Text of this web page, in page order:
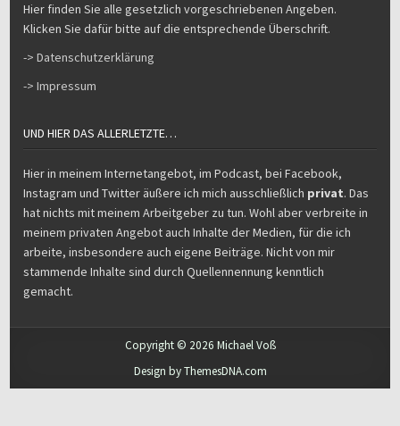
Hier finden Sie alle gesetzlich vorgeschriebenen Angeben.
Klicken Sie dafür bitte auf die entsprechende Überschrift.
-> Datenschutzerklärung
-> Impressum
UND HIER DAS ALLERLETZTE…
Hier in meinem Internetangebot, im Podcast, bei Facebook,
Instagram und Twitter äußere ich mich ausschließlich privat. Das
hat nichts mit meinem Arbeitgeber zu tun. Wohl aber verbreite in
meinem privaten Angebot auch Inhalte der Medien, für die ich
arbeite, insbesondere auch eigene Beiträge. Nicht von mir
stammende Inhalte sind durch Quellennennung kenntlich
gemacht.
Copyright © 2026 Michael Voß
Design by ThemesDNA.com